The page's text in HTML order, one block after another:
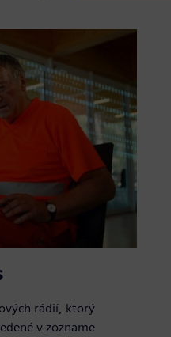
rádií, ktorý
v zozname